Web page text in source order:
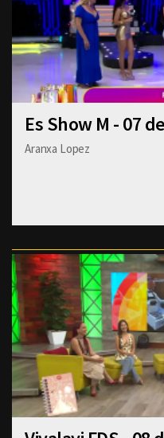
Es Show M - 07
Aranxa Lopez